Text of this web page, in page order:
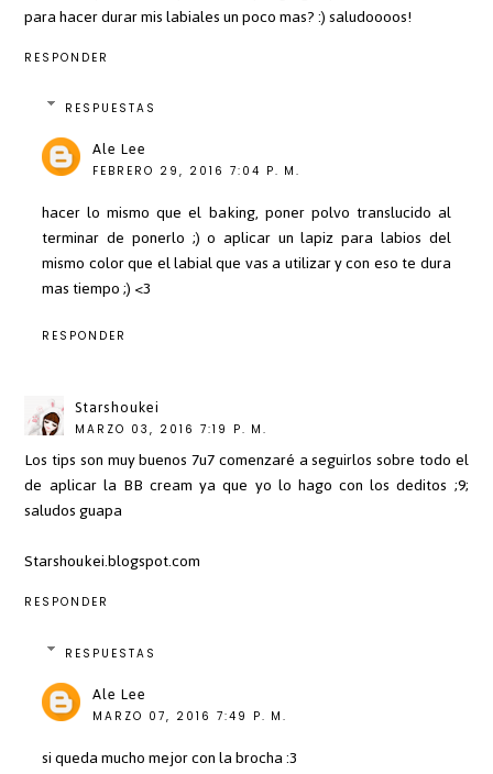
para hacer durar mis labiales un poco mas? :) saludoooos!
RESPONDER
RESPUESTAS
Ale Lee
FEBRERO 29, 2016 7:04 P. M.
hacer lo mismo que el baking, poner polvo translucido al
terminar de ponerlo ;) o aplicar un lapiz para labios del
mismo color que el labial que vas a utilizar y con eso te dura
mas tiempo ;) <3
RESPONDER
Starshoukei
MARZO 03, 2016 7:19 P. M.
Los tips son muy buenos 7u7 comenzaré a seguirlos sobre todo el
de aplicar la BB cream ya que yo lo hago con los deditos ;9;
saludos guapa
Starshoukei.blogspot.com
RESPONDER
RESPUESTAS
Ale Lee
MARZO 07, 2016 7:49 P. M.
si queda mucho mejor con la brocha :3